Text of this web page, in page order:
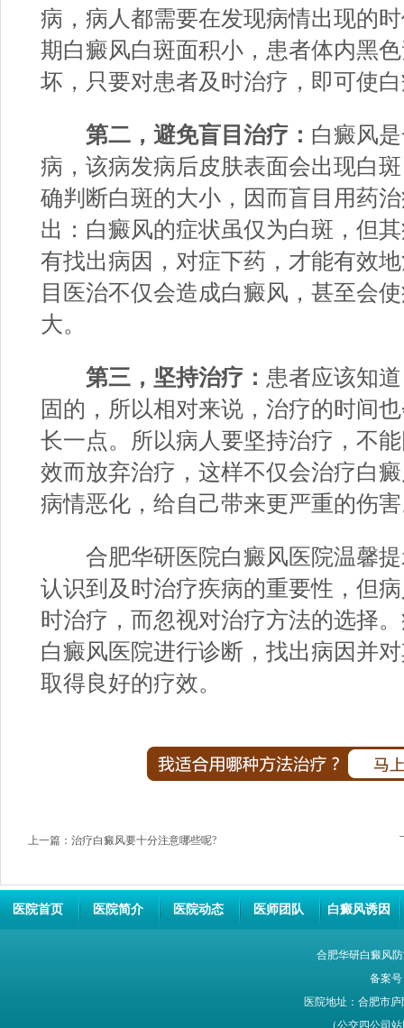
病，病人都需要在发现病情出现的
期白癜风白斑面积小，患者体内黑
坏，只要对患者及时治疗，即可使
第二，避免盲目治疗： 白癜风
病，该病发病后皮肤表面会出现白
确判断白斑的大小，因而盲目用药
出：白癜风的症状虽仅为白斑，但
有找出病因，对症下药，才能有效
目医治不仅会造成白癜风，甚至会
大。
第三，坚持治疗： 患者应该知
固的，所以相对来说，治疗的时间
长一点。所以病人要坚持治疗，不
效而放弃治疗，这样不仅会治疗白
病情恶化，给自己带来更严重的伤
合肥华研医院白癜风医院温馨提
认识到及时治疗疾病的重要性，但
时治疗，而忽视对治疗方法的选择
白癜风医院进行诊断，找出病因并
取得良好的疗效。
上一篇： 治疗白癜风要十分注意哪些呢?
医院首页 医院简介 医院动态 医师团队 白癜风诱因
合肥华研白癜风
备案号
医院地址：合肥市
（公交四公司